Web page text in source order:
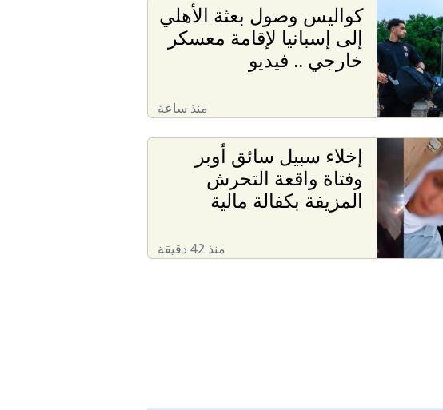
كواليس وصول بعثة الأهلي
إلى إسبانيا لإقامة معسكر
خارجي .. فيديو
منذ ساعة
إخلاء سبيل سائق أوبر
وفتاة واقعة التحرش
المزيفة بكفالة مالية
منذ 42 دقيقة